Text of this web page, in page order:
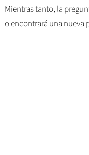
Mientras tanto, la
o encontrará una nueva